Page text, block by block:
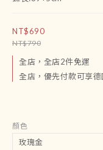
NT$690
NT$790
全店，全店2件免運
全店，優先付款可享
顏色